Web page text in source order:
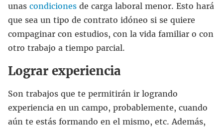
unas condiciones de carga laboral menor. Esto hará
que sea un tipo de contrato idóneo si se quiere
compaginar con estudios, con la vida familiar o con
otro trabajo a tiempo parcial.
Lograr experiencia
Son trabajos que te permitirán ir logrando
experiencia en un campo, probablemente, cuando
aún te estás formando en el mismo, etc. Además,